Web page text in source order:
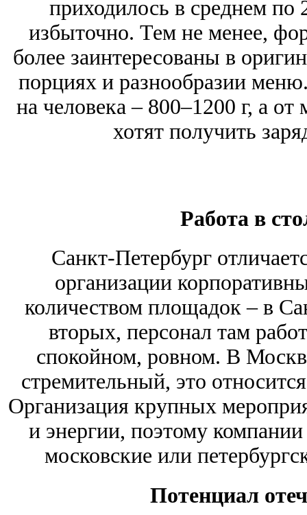
приходилось в среднем по
избыточно. Тем не менее,
более заинтересованы в
порциях и разнообразии
на человека – 800–1200 г, а
хотят получить
Работа в
Санкт-Петербург
организации
количеством площадок – в
вторых, персонал там
спокойном, ровном. В
стремительный, это
Организация крупных
и энергии, поэтому
московские или
Потенциал